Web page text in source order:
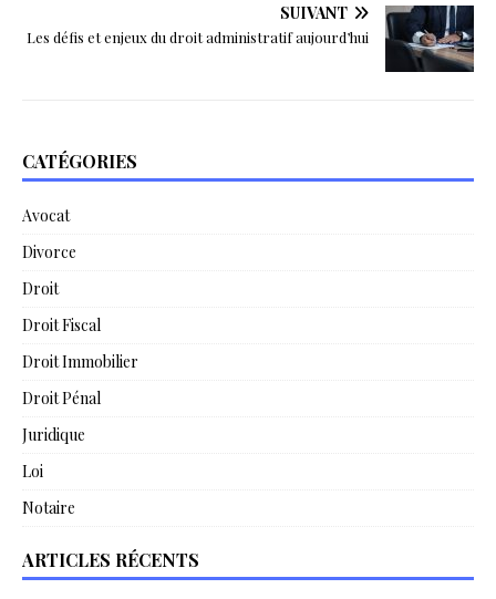
SUIVANT
Les défis et enjeux du droit administratif aujourd’hui
CATÉGORIES
Avocat
Divorce
Droit
Droit Fiscal
Droit Immobilier
Droit Pénal
Juridique
Loi
Notaire
ARTICLES RÉCENTS